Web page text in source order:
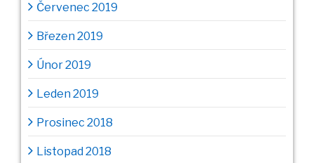
Červenec 2019
Březen 2019
Únor 2019
Leden 2019
Prosinec 2018
Listopad 2018